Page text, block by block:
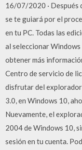
16/07/2020 · Después
se te guiará por el
en tu PC. Todas las
al seleccionar
obtener más
Centro de servicio de
disfrutar del explorador
3.0, en Windows 10,
Nuevamente, el
2004 de Windows 10,
sesión en tu cuenta.